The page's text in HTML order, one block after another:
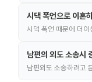
시댁 폭언으로 이혼
시댁 폭언 때문에 더
남편의 외도 소송시
남편외도 소송하려고